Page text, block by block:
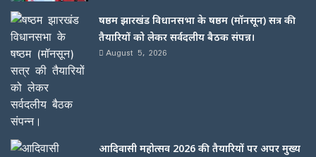
षष्ठम झारखंड विधानसभा के षष्ठम (मॉनसून) सत्र की
तैयारियों को लेकर सर्वदलीय बैठक संपन्न।
August 5, 2026
आदिवासी महोत्सव 2026 की तैयारियों पर अपर मुख्य